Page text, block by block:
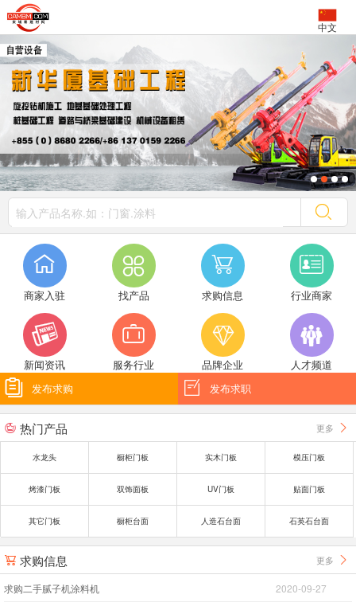
中文

商家入驻

找产品

求购信息

行业商家

新闻资讯

服务行业

品牌企业

人才频道
 发布求购  发布求职
 热门产品 更多 
水龙头 橱柜门板 实木门板 模压门板
烤漆门板 双饰面板 UV门板 贴面门板
其它门板 橱柜台面 人造石台面 石英石台面
 求购信息 更多 
求购二手腻子机涂料机 2020-09-27